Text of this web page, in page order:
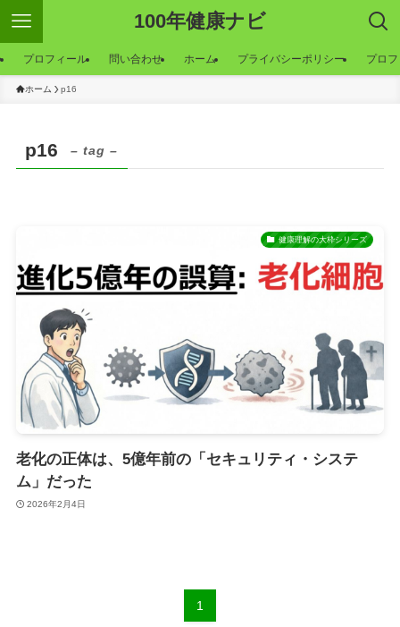
100年健康ナビ
プロフィール 問い合わせ ホーム プライバシーポリシー プロ
ホーム p16
p16 – tag –
健康理解の大枠シリーズ
老化の正体は、5億年前の「セキュリティ・システ
ム」だった
2026年2月4日
1